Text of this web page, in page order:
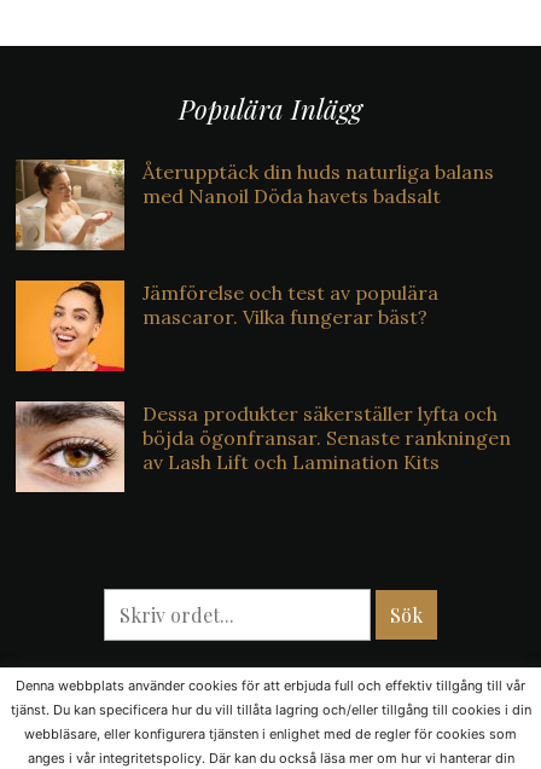
Populära Inlägg
Återupptäck din huds naturliga balans
med Nanoil Döda havets badsalt
Jämförelse och test av populära
mascaror. Vilka fungerar bäst?
Dessa produkter säkerställer lyfta och
böjda ögonfransar. Senaste rankningen
av Lash Lift och Lamination Kits
Denna webbplats använder cookies för att erbjuda full och effektiv tillgång till vår
tjänst. Du kan specificera hur du vill tillåta lagring och/eller tillgång till cookies i din
webbläsare, eller konfigurera tjänsten i enlighet med de regler för cookies som
anges i vår integritetspolicy. Där kan du också läsa mer om hur vi hanterar din